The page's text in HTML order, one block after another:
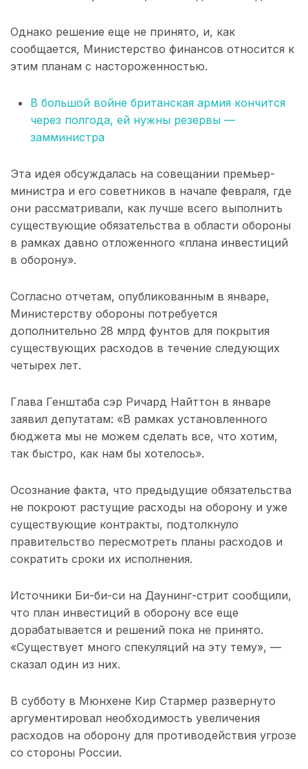
Однако решение еще не принято, и, как
сообщается, Министерство финансов относится к
этим планам с настороженностью.
В большой войне британская армия кончится
через полгода, ей нужны резервы —
замминистра
Эта идея обсуждалась на совещании премьер-
министра и его советников в начале февраля, где
они рассматривали, как лучше всего выполнить
существующие обязательства в области обороны
в рамках давно отложенного «плана инвестиций
в оборону».
Согласно отчетам, опубликованным в январе,
Министерству обороны потребуется
дополнительно 28 млрд фунтов для покрытия
существующих расходов в течение следующих
четырех лет.
Глава Генштаба сэр Ричард Найттон в январе
заявил депутатам: «В рамках установленного
бюджета мы не можем сделать все, что хотим,
так быстро, как нам бы хотелось».
Осознание факта, что предыдущие обязательства
не покроют растущие расходы на оборону и уже
существующие контракты, подтолкнуло
правительство пересмотреть планы расходов и
сократить сроки их исполнения.
Источники Би-би-си на Даунинг-стрит сообщили,
что план инвестиций в оборону все еще
дорабатывается и решений пока не принято.
«Существует много спекуляций на эту тему», —
сказал один из них.
В субботу в Мюнхене Кир Стармер развернуто
аргументировал необходимость увеличения
расходов на оборону для противодействия угрозе
со стороны России.